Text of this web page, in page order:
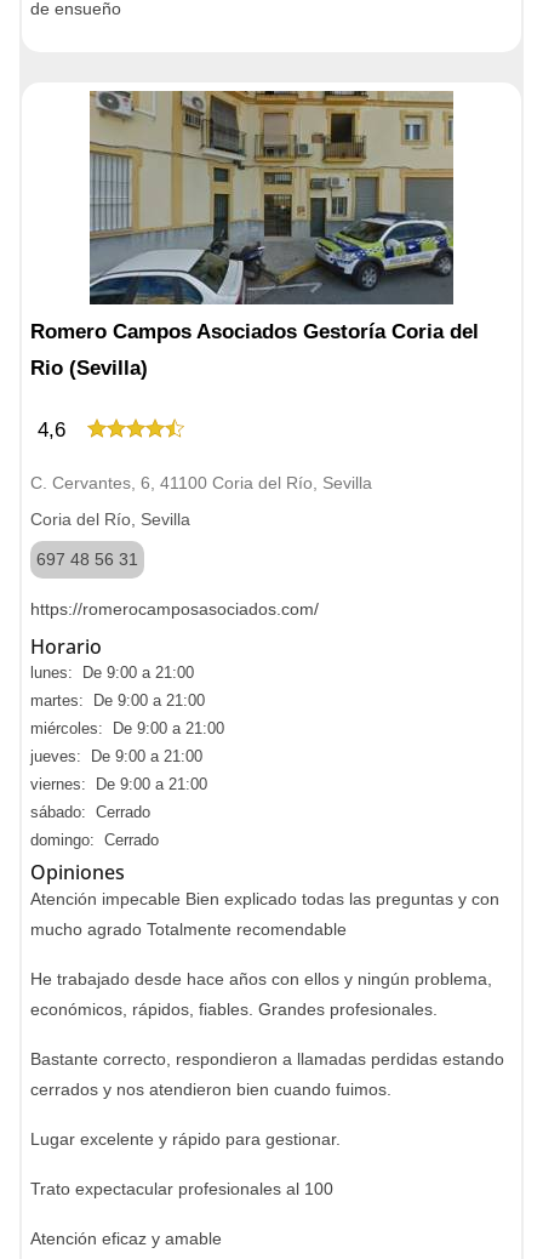
de ensueño
Romero Campos Asociados Gestoría Coria del
Rio (Sevilla)
4,6
C. Cervantes, 6, 41100 Coria del Río, Sevilla
Coria del Río, Sevilla
697 48 56 31
https://romerocamposasociados.com/
Horario
lunes: De 9:00 a 21:00
martes: De 9:00 a 21:00
miércoles: De 9:00 a 21:00
jueves: De 9:00 a 21:00
viernes: De 9:00 a 21:00
sábado: Cerrado
domingo: Cerrado
Opiniones
Atención impecable Bien explicado todas las preguntas y con
mucho agrado Totalmente recomendable
He trabajado desde hace años con ellos y ningún problema,
económicos, rápidos, fiables. Grandes profesionales.
Bastante correcto, respondieron a llamadas perdidas estando
cerrados y nos atendieron bien cuando fuimos.
Lugar excelente y rápido para gestionar.
Trato expectacular profesionales al 100
Atención eficaz y amable